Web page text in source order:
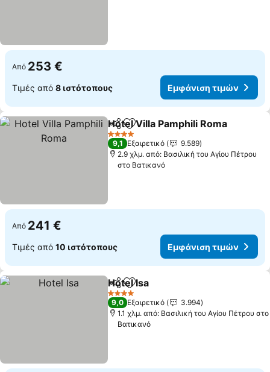
Από 253 €
Τιμές από 8 ιστότοπους Εμφάνιση τιμών
Κοινοποίηση
Προσθήκη στα αγαπημένα
Hotel Villa Pamphili Roma
4 Αστέρια
9,1 Εξαιρετικό
9.589
2.9 χλμ. από: Βασιλική του Αγίου Πέτρου
στο Βατικανό
Από 241 €
Τιμές από 10 ιστότοπους Εμφάνιση τιμών
Κοινοποίηση
Προσθήκη στα αγαπημένα
Hotel Isa
4 Αστέρια
9,0 Εξαιρετικό
3.994
1.1 χλμ. από: Βασιλική του Αγίου Πέτρου στο
Βατικανό